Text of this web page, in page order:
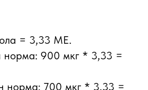
= 3,33 МЕ.
норма: 900 мкг * 3,33 =
норма: 700 мкг * 3,33 =